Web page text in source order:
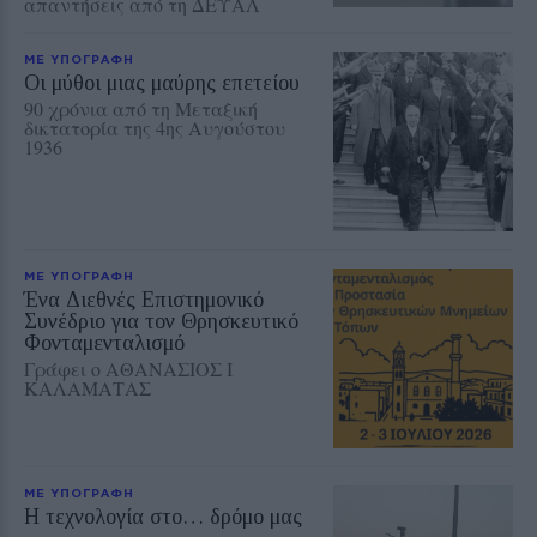
ΜΕ ΥΠΟΓΡΑΦΗ
Οι μύθοι μιας μαύρης επετείου
90 χρόνια από τη Μεταξική
δικτατορία της 4ης Αυγούστου
1936
ΜΕ ΥΠΟΓΡΑΦΗ
Ένα Διεθνές Επιστημονικό
Συνέδριο για τον Θρησκευτικό
Φονταμενταλισμό
Γράφει ο ΑΘΑΝΑΣΙΟΣ Ι
ΚΑΛΑΜΑΤΑΣ
ΜΕ ΥΠΟΓΡΑΦΗ
Η τεχνολογία στο… δρόμο μας